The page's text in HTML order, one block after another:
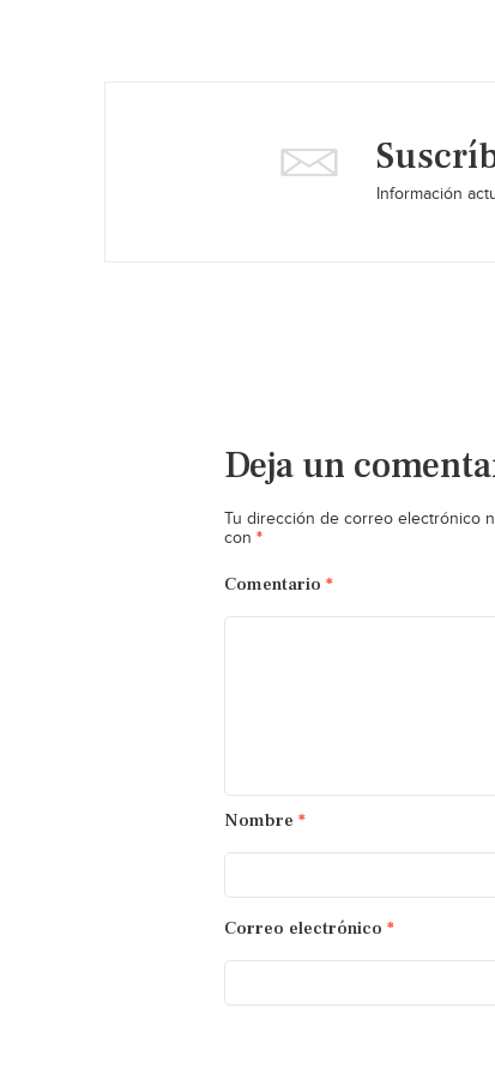
Información
Deja un
Tu dirección de correo electrónico
con *
Comentario *
Nombre *
Correo electrónico *